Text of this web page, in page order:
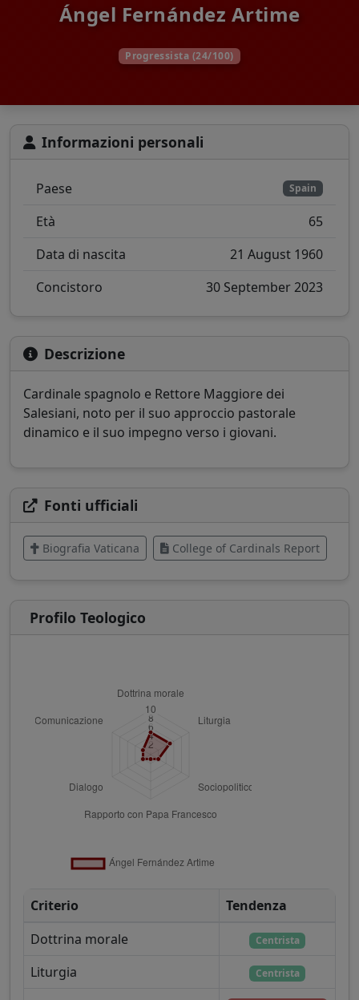
Ángel Fernández Artime
Progressista (24/100)
Informazioni personali
Paese Spain
Età
65
Data di nascita
21 August 1960
Concistoro
30 September 2023
Descrizione
Cardinale spagnolo e Rettore Maggiore dei
Salesiani, noto per il suo approccio pastorale
dinamico e il suo impegno verso i giovani.
Fonti ufficiali
Biografia Vaticana College of Cardinals Report
Profilo Teologico
Criterio
Tendenza
Dottrina morale
Centrista
Liturgia Centrista